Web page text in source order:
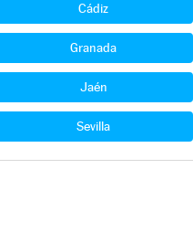
Cádiz
Granada
Jaén
Sevilla